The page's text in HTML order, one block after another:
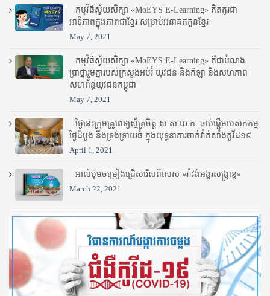
កម្មវិធីស្វ័យសិក្សា «MoEYS E-Learning» គិតគូរជា
អាទិភាពក្នុងភាពជាខ្មែរ សម្រាប់អនាគតកូនខ្មែរ
May 7, 2021
កម្មវិធីស្វ័យសិក្សា «MoEYS E-Learning» គឺជាបំណង
ប្រាថ្នារួមគ្នារបស់ក្រសួងអប់រំ​ យុវជន និងកីឡា និងសហភាព
សហព័ន្ធយុវជនកម្ពុជា
May 7, 2021
ថ្ងៃនេះក្រុមគ្រូពេទ្យស្ម័គ្រចិត្ត ស.ស.យ.ក. ចាប់ផ្តើមបេសកកម្ម
ថ្ងៃដំបូង និងទ្រង់ទ្រាយធំ ក្នុងយុទ្ធនាការចាក់វ៉ាក់សាំងកូវីដ១៩
April 1, 2021
អាល់ប៊ុមចម្រៀងជ្រើសរើសពិសេស «រាំវង់អង្គរសង្ក្រាន្ត»
March 22, 2021